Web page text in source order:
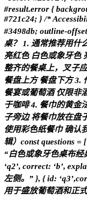
#result.error {
#721c24; } /*
#3498db; outline-
桌？ 1. 通常推荐用什
亮红色 白色或象牙色
整齐的餐桌上，叉子
餐盘上方 餐盘下方 3.
餐宴或葡萄酒 仅限非
于咖啡 4. 餐巾的黄金
子旁边 将餐巾放在盘
使用彩色纸餐巾 确认
辑）const questions =
“白色或象牙色桌布
‘q2’, correct: ‘b’,
左侧。” }, { id:
用于盛放葡萄酒和正